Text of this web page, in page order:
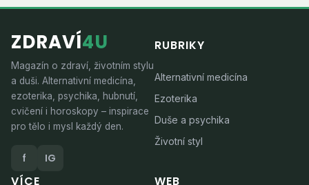
ZDRAVÍ4U
Magazín o zdraví, životním stylu
a duši. Alternativní medicína,
ezoterika, psychika, hubnutí,
cvičení i horoskopy – inspirace
pro tělo i mysl každý den.
f IG
RUBRIKY
Alternativní medicína
Ezoterika
Duše a psychika
Životní styl
VÍCE WEB